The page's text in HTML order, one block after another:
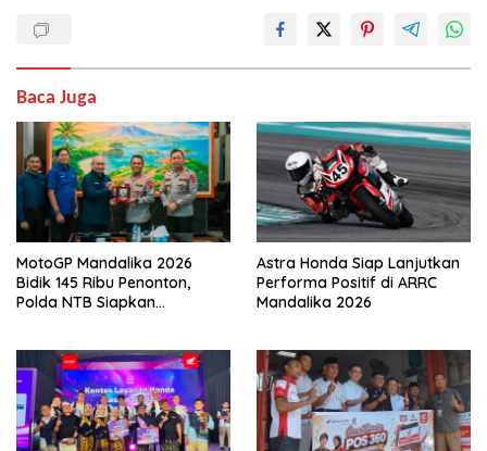
Baca Juga
MotoGP Mandalika 2026
Bidik 145 Ribu Penonton,
Polda NTB Siapkan
Astra Honda Siap Lanjutkan
Performa Positif di ARRC
Mandalika 2026